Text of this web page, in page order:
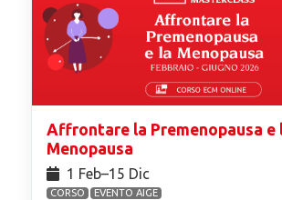
Affrontare la Premenopausa e
Menopausa
1 Feb⁠–15 Dic
CORSO EVENTO AIGE